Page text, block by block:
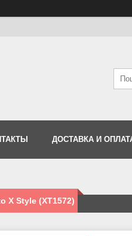
ДОСТАВКА И
X Style (XT1572)